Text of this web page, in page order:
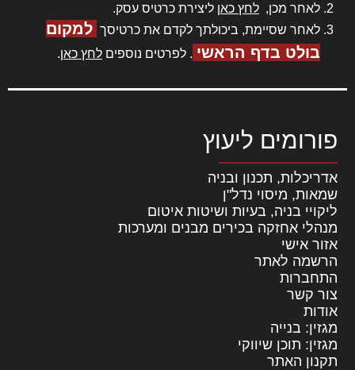
לאחר מכן, לחץ כאן ליצירת כרטיס עסק.
לאחר שסיימת, ביכולתך לקדם את כרטיסך למקום
בולט בדף הראשי . לפרטים נוספים לחץ כאן.
פורומים ליעוץ
אדריכלות, תכנון ובניה
שמאות, מיסוי נדל"ן
ליקויי בניה, בעיות ושיטות איטום
מנהלי אחזקה בכירים מבנים ומערכות
אזור אישי
הרשמה לאתר
התחברות
צור קשר
אודות
מגזין: בנייה
מגזין: תוכן שיווקי
תקנון האתר